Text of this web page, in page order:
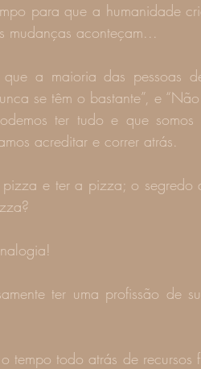
para que a humanidade
mudanças aconteçam...
a maioria das pessoas
se têm o bastante”, e
ter tudo e que
acreditar e correr atrás.
e ter a pizza; o segredo
ter uma profissão de
tempo todo atrás de